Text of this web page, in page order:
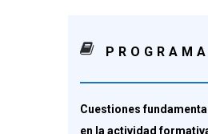
PROGRAMA
Cuestiones
en la actividad